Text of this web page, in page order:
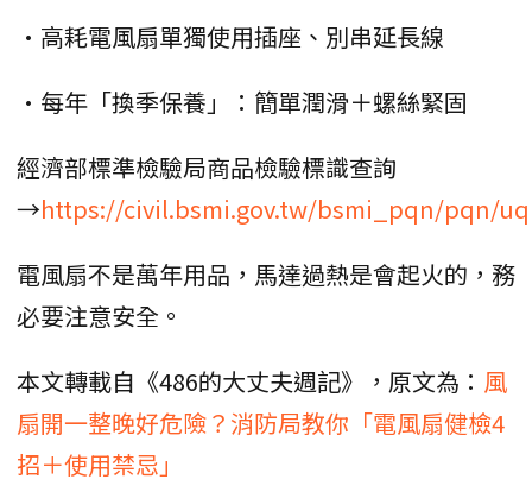
•高耗電風扇單獨使用插座、別串延長線
•每年「換季保養」：簡單潤滑＋螺絲緊固
經濟部標準檢驗局商品檢驗標識查詢
→https://civil.bsmi.gov.tw/bsmi_pqn/pqn/
電風扇不是萬年用品，馬達過熱是會起火的，務
必要注意安全。
本文轉載自《486的大丈夫週記》，原文為： 風
扇開一整晚好危險？消防局教你「電風扇健檢4
招＋使用禁忌」